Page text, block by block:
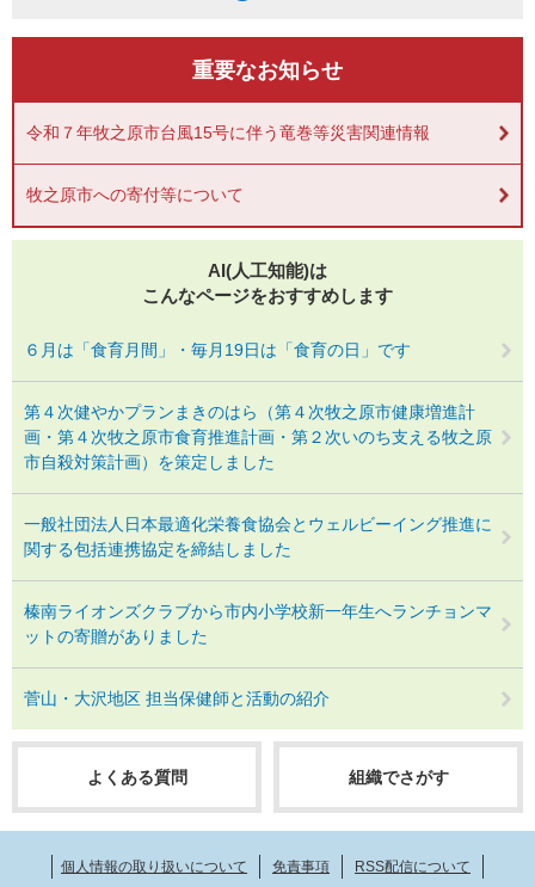
重要なお知らせ
令和７年牧之原市台風15号に伴う竜巻等災害関連情報
牧之原市への寄付等について
AI(人工知能)は
こんなページをおすすめします
６月は「食育月間」・毎月19日は「食育の日」です
第４次健やかプランまきのはら（第４次牧之原市健康増進計
画・第４次牧之原市食育推進計画・第２次いのち支える牧之原
市自殺対策計画）を策定しました
一般社団法人日本最適化栄養食協会とウェルビーイング推進に
関する包括連携協定を締結しました
榛南ライオンズクラブから市内小学校新一年生へランチョンマ
ットの寄贈がありました
菅山・大沢地区 担当保健師と活動の紹介
よくある質問 組織でさがす
個人情報の取り扱いについて 免責事項 RSS配信について